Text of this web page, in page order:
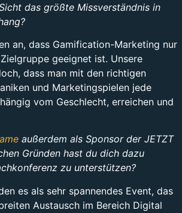
das größte Missverständnis in
an, dass Gamification-Marketing nur
geeignet ist. Unsere
dass man mit den richtigen
und Marketingspielen jede
vom Geschlecht, erreichen und
außerdem als Sponsor der JETZT
Gründen hast du dich dazu
zu unterstützen?
es als sehr spannendes Event, das
Austausch im Bereich Digital